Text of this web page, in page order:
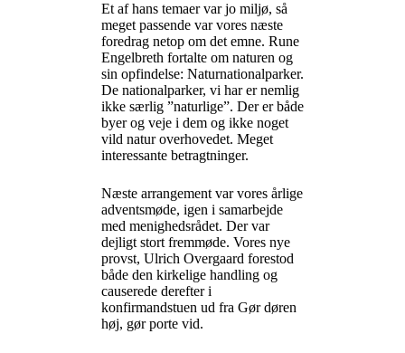
Et af hans temaer var jo miljø, så
meget passende var vores næste
foredrag netop om det emne. Rune
Engelbreth fortalte om naturen og
sin opfindelse: Naturnationalparker.
De nationalparker, vi har er nemlig
ikke særlig ”naturlige”. Der er både
byer og veje i dem og ikke noget
vild natur overhovedet. Meget
interessante betragtninger.
Næste arrangement var vores årlige
adventsmøde, igen i samarbejde
med menighedsrådet. Der var
dejligt stort fremmøde. Vores nye
provst, Ulrich Overgaard forestod
både den kirkelige handling og
causerede derefter i
konfirmandstuen ud fra Gør døren
høj, gør porte vid.